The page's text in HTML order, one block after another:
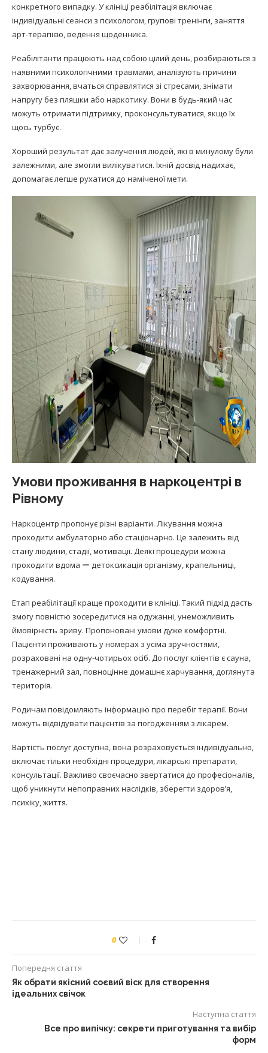
конкретного випадку. У клініці реабілітація включає
індивідуальні сеанси з психологом, групові тренінги, заняття
арт-терапією, ведення щоденника.
Реабілітанти працюють над собою цілий день, розбираються з
наявними психологічними травмами, аналізують причини
захворювання, вчаться справлятися зі стресами, знімати
напругу без пляшки або наркотику. Вони в будь-який час
можуть отримати підтримку, проконсультуватися, якщо їх
щось турбує.
Хороший результат дає залучення людей, які в минулому були
залежними, але змогли вилікуватися. Їхній досвід надихає,
допомагає легше рухатися до наміченої мети.
Умови проживання в наркоцентрі в
Рівному
Наркоцентр пропонує різні варіанти. Лікування можна
проходити амбулаторно або стаціонарно. Це залежить від
стану людини, стадії, мотивації. Деякі процедури можна
проходити вдома ー детоксикація організму, крапельниці,
кодування.
Етап реабілітації краще проходити в клініці. Такий підхід дасть
змогу повністю зосередитися на одужанні, унеможливить
ймовірність зриву. Пропоновані умови дуже комфортні.
Пацієнти проживають у номерах з усіма зручностями,
розраховані на одну-чотирьох осіб. До послуг клієнтів є сауна,
тренажерний зал, повноцінне домашнє харчування, доглянута
територія.
Родичам повідомляють інформацію про перебіг терапії. Вони
можуть відвідувати пацієнтів за погодженням з лікарем.
Вартість послуг доступна, вона розраховується індивідуально,
включає тільки необхідні процедури, лікарські препарати,
консультації. Важливо своєчасно звертатися до професіоналів,
щоб уникнути непоправних наслідків, зберегти здоров’я,
психіку, життя.
0
Попередня стаття
Як обрати якісний соєвий віск для створення
ідеальних свічок
Наступна стаття
Все про випічку: секрети приготування та вибір
форм